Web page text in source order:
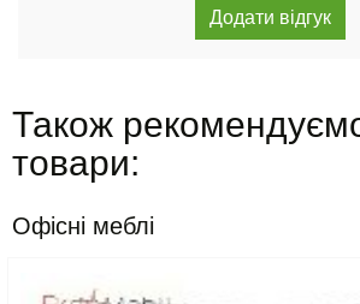
Також
товари:
Офісні меблі